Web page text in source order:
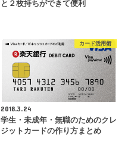
と２枚持ちができて便利
カード活用術
2018.3.24
学生・未成年・無職のためのクレ
ジットカードの作り方まとめ